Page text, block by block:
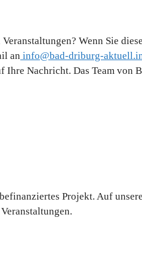
Wenn Sie
an info@bad-driburg-
Ihre Nachricht. Das Team von
Projekt. Auf